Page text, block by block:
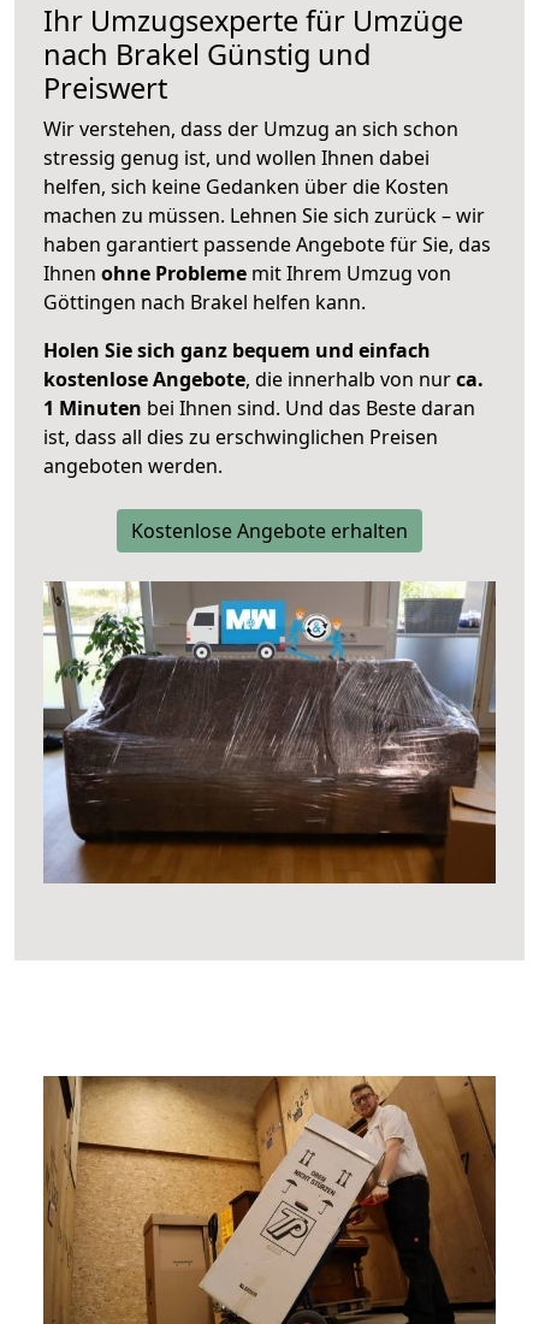
Ihr Umzugsexperte für Umzüge
nach Brakel Günstig und
Preiswert
Wir verstehen, dass der Umzug an sich schon
stressig genug ist, und wollen Ihnen dabei
helfen, sich keine Gedanken über die Kosten
machen zu müssen. Lehnen Sie sich zurück – wir
haben garantiert passende Angebote für Sie, das
Ihnen ohne Probleme mit Ihrem Umzug von
Göttingen nach Brakel helfen kann.
Holen Sie sich ganz bequem und einfach
kostenlose Angebote, die innerhalb von nurca.
1 Minuten bei Ihnen sind. Und das Beste daran
ist, dass all dies zu erschwinglichen Preisen
angeboten werden.
Kostenlose Angebote erhalten